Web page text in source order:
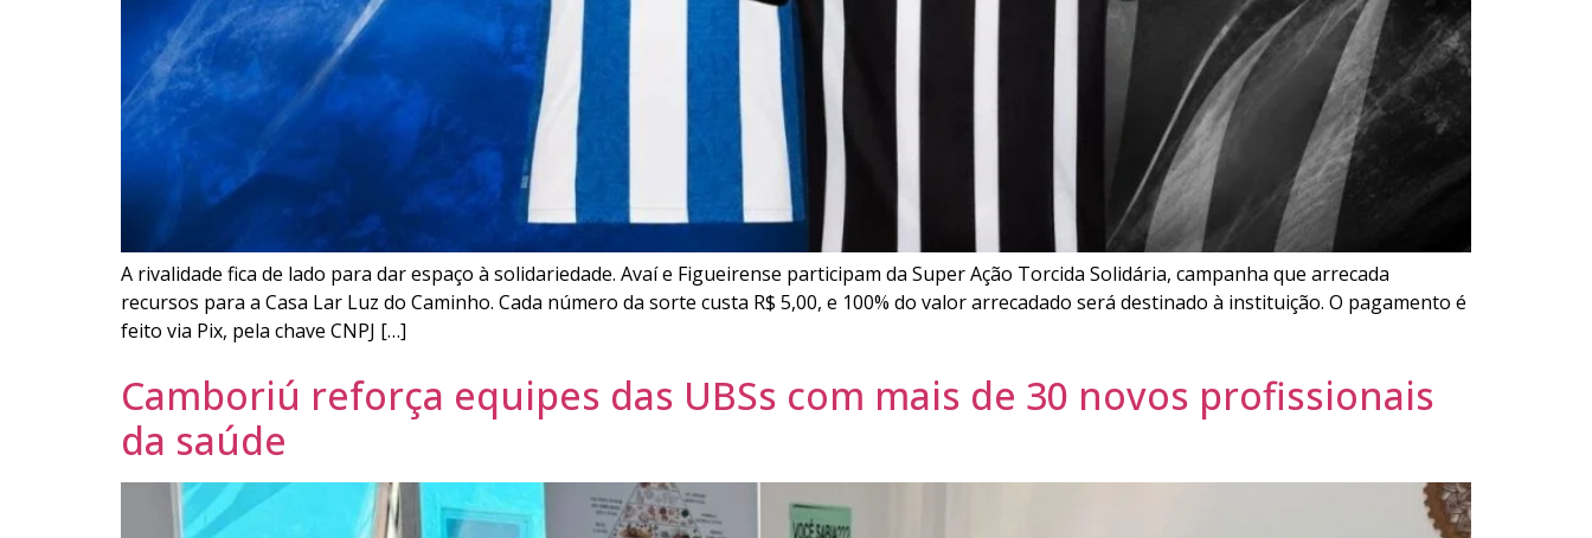
A rivalidade fica de lado para dar espaço à solidariedade. Avaí e Figueirense participam da Super Ação Torcida Solidária, campanha que arrecada
recursos para a Casa Lar Luz do Caminho. Cada número da sorte custa R$ 5,00, e 100% do valor arrecadado será destinado à instituição. O pagamento é
feito via Pix, pela chave CNPJ […]
Camboriú reforça equipes das UBSs com mais de 30 novos profissionais
da saúde